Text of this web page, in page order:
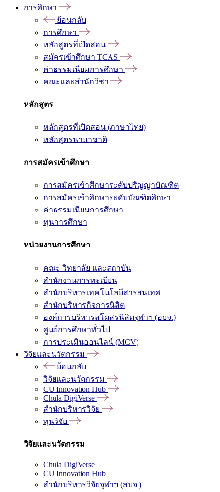
การศึกษา
ย้อนกลับ
การศึกษา
หลักสูตรที่เปิดสอน
สมัครเข้าศึกษา TCAS
ค่าธรรมเนียมการศึกษา
คณะและสำนักวิชา
หลักสูตร
หลักสูตรที่เปิดสอน (ภาษาไทย)
หลักสูตรนานาชาติ
การสมัครเข้าศึกษา
การสมัครเข้าศึกษาระดับปริญญาบัณฑิต
การสมัครเข้าศึกษาระดับบัณฑิตศึกษา
ค่าธรรมเนียมการศึกษา
ทุนการศึกษา
หน่วยงานการศึกษา
คณะ วิทยาลัย และสถาบัน
สำนักงานการทะเบียน
สำนักบริหารเทคโนโลยีสารสนเทศ
สำนักบริหารกิจการนิสิต
องค์การบริหารสโมสรนิสิตจุฬาฯ (อบจ.)
ศูนย์การศึกษาทั่วไป
การประเมินออนไลน์ (MCV)
วิจัยและนวัตกรรม
ย้อนกลับ
วิจัยและนวัตกรรม
CU Innovation Hub
Chula DigiVerse
สำนักบริหารวิจัย
ทุนวิจัย
วิจัยและนวัตกรรม
Chula DigiVerse
CU Innovation Hub
สำนักบริหารวิจัยจุฬาฯ (สบจ.)